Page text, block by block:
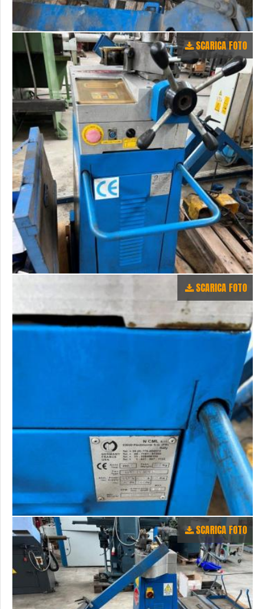
SCARICA FOTO
SCARICA FOTO
SCARICA FOTO